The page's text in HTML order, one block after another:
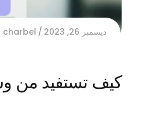
ديسمبر 26, 2023 charbel
كيف تستفيد من